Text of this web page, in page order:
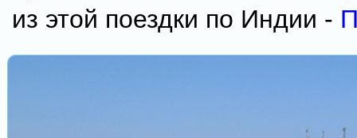
из этой поездки по Индии -